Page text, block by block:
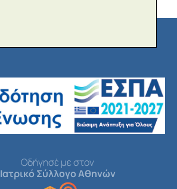
Οδήγησέ με στον
Ιατρικό Σύλλογο Αθηνών